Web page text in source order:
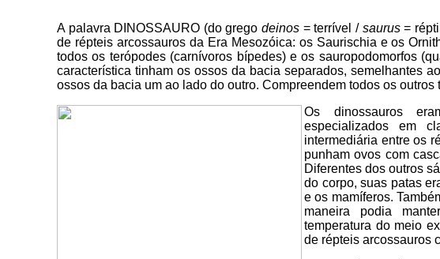
A palavra DINOSSAURO (do gregodeinos = terrível / saurus=
de répteis arcossauros da Era Mesozóica: os Saurischia e os
todos os terópodes (carnívoros bípedes) e os sauropodomorfos
característica tinham os ossos da bacia separados, semelhantes
ossos da bacia um ao lado do outro. Compreendem todos os outros
Os dinossauros
especializados em
intermediária entre os
punham ovos com
Diferentes dos outros
do corpo, suas patas
e os mamíferos.
maneira podia
temperatura do meio
de répteis arcossauros